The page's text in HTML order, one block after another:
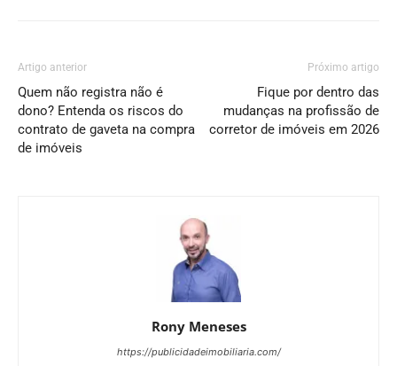
Artigo anterior
Quem não registra não é
dono? Entenda os riscos do
contrato de gaveta na compra
de imóveis
Próximo artigo
Fique por dentro das
mudanças na profissão de
corretor de imóveis em 2026
Rony Meneses
https://publicidadeimobiliaria.com/